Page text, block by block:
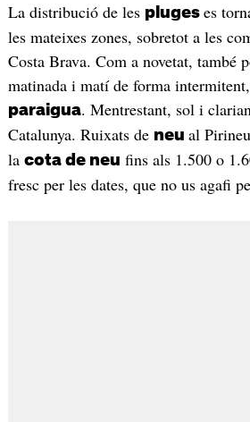
La distribució de les pluges es
les mateixes zones, sobretot a les
Costa Brava. Com a novetat, també
matinada i matí de forma
paraigua. Mentrestant, sol i
Catalunya. Ruixats de neu al
la cota de neu fins als 1.500 o
fresc per les dates, que no us agafi